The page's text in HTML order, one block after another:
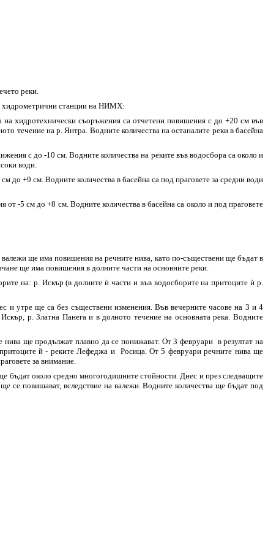
реки.
хидрометрични станции на НИМХ:
хидротехнически съоръжения са отчетени повишения с до +20 см във
течение на р. Янтра. Водните количества на останалите реки в басейна
с до -10 см. Водните количества на реките във водосбора са около и
води.
до +9 см. Водните количества в басейна са под праговете за средни води
от -5 см до +8 см. Водните количества в басейна са около и под праговете
ще има повишения на речните нива, като по-съществени ще бъдат в
ще има повишения в долните части на основните реки.
на: р. Искър (в долните ѝ части и във водосборите на притоците ѝ р.
и утре ще са без съществени изменения. Във вечерните часове на 3 и 4
р. Златна Панега и в долното течение на основната река. Водните
ще продължат плавно да се понижават. От 3 февруари в резултат на
й - реките Лефеджа и Росица. От 5 февруари речните нива ще
за внимание.
бъдат около средно многогодишните стойности. Днес и през следващите
се повишават, вследствие на валежи. Водните количества ще бъдат под